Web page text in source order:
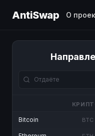
AntiSwap О
Bitcoin BTC